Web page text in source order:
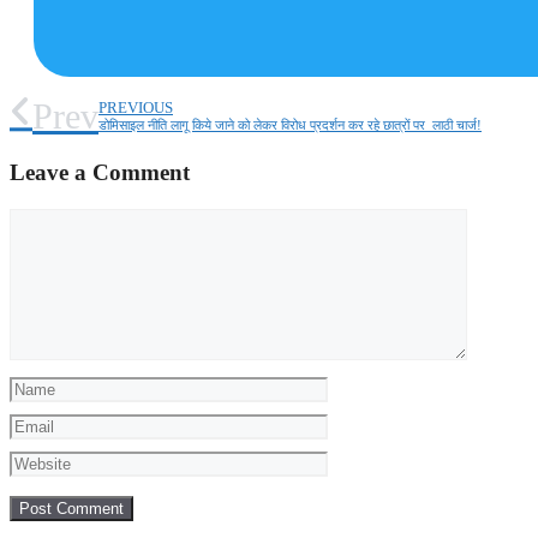
PrevPREVIOUS
डोमिसाइल नीति लागू किये जाने को लेकर विरोध प्रदर्शन कर रहे छात्रों पर लाठी चार्ज!
Leave a Comment
Name
Email
Website